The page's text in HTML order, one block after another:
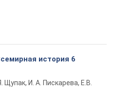
история 6
Щупак, И. А. Пискарева, Е.В.